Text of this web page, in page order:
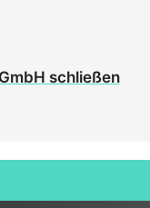
schließen